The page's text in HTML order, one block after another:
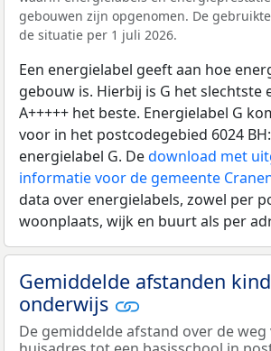
gebouwen zijn opgenomen. De
de situatie per 1 juli 2026.
Een energielabel geeft aan hoe
gebouw is. Hierbij is G het slechtste
A+++++ het beste. Energielabel G
voor in het postcodegebied 6024
energielabel G. Dedownload met
informatie voor de gemeente
data over energielabels, zowel per
woonplaats, wijk en buurt als per
Gemiddelde afstanden
onderwijs
De gemiddelde afstand over de weg